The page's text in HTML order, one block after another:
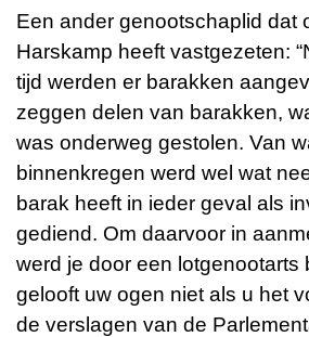
Een ander genootschaplid dat
Harskamp heeft vastgezeten:
tijd werden er barakken
zeggen delen van barakken,
was onderweg gestolen. Van
binnenkregen werd wel wat
barak heeft in ieder geval als
gediend. Om daarvoor in
werd je door een lotgenootarts
gelooft uw ogen niet als u het
de verslagen van de